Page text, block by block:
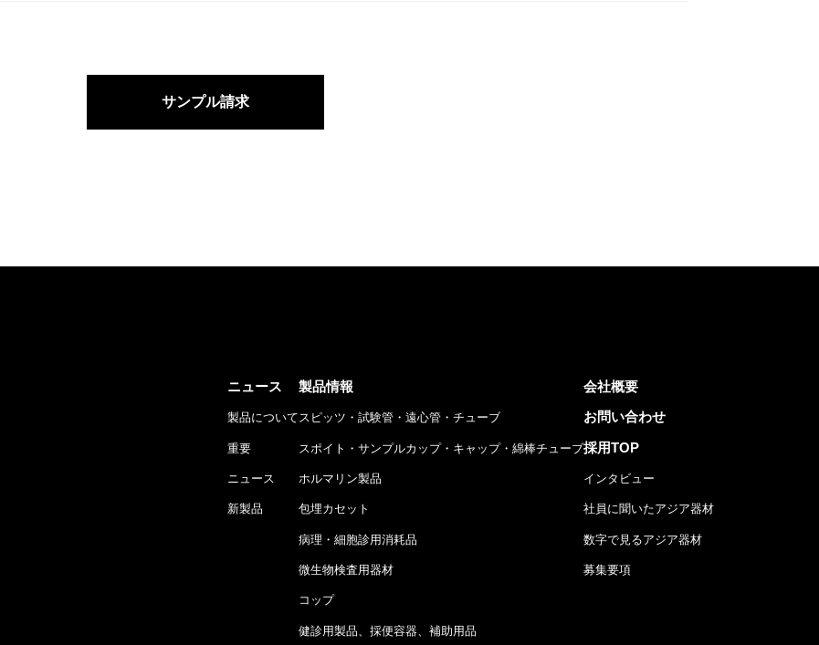
サンプル請求
ニュース
製品について
重要
ニュース
新製品
製品情報
スピッツ・試験管・遠心管・チューブ
スポイト・サンプルカップ・キャップ・綿棒チューブ
ホルマリン製品
包埋カセット
病理・細胞診用消耗品
微生物検査用器材
コップ
健診用製品、採便容器、補助用品
会社概要
お問い合わせ
採用TOP
インタビュー
社員に聞いたアジア器材
数字で見るアジア器材
募集要項